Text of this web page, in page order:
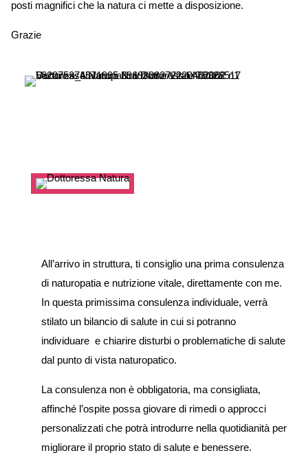
posti magnifici che la natura ci mette a disposizione.
Grazie
All’arrivo in struttura, ti consiglio una prima consulenza
di naturopatia e nutrizione vitale, direttamente con me.
In questa primissima consulenza individuale, verrà
stilato un bilancio di salute in cui si potranno
individuare e chiarire disturbi o problematiche di salute
dal punto di vista naturopatico.
La consulenza non è obbligatoria, ma consigliata,
affinché l’ospite possa giovare di rimedi o approcci
personalizzati che potrà introdurre nella quotidianità per
migliorare il proprio stato di salute e benessere.